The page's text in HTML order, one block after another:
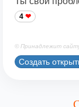
4
© Принадлежит
Создать